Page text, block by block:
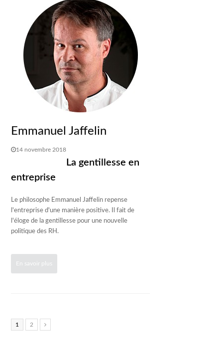
Emmanuel Jaffelin
14 novembre 2018
La gentillesse en
entreprise
Le philosophe Emmanuel Jaffelin repense
l'entreprise d'une manière positive. Il fait de
l'éloge de la gentillesse pour une nouvelle
politique des RH.
En savoir plus
Page
1 Page
2